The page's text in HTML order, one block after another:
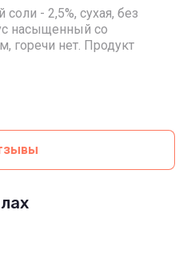
- 2,5%, суxая, без
наcыщeнный со
гоpeчи нeт. Продукт